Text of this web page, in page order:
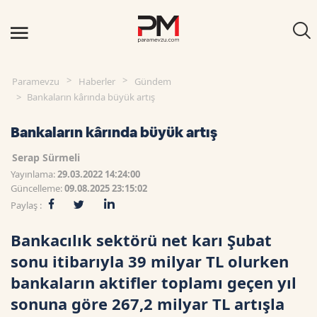
Paramevzu Haberler
Gündem
Bankaların kârında büyük artış
Bankaların kârında büyük artış
Serap Sürmeli
Yayınlama:29.03.2022 14:24:00
Güncelleme:09.08.2025 23:15:02
Paylaş :
Bankacılık sektörü net karı Şubat
sonu itibarıyla 39 milyar TL olurken
bankaların aktifler toplamı geçen yıl
sonuna göre 267,2 milyar TL artışla